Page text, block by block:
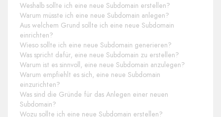
Weshalb sollte ich eine neue Subdomain erstellen?
Warum müsste ich eine neue Subdomain anlegen?
Aus welchem Grund sollte ich eine neue Subdomain
einrichten?
Wieso sollte ich eine neue Subdomain generieren?
Was spricht dafür, eine neue Subdomain zu erstellen?
Warum ist es sinnvoll, eine neue Subdomain anzulegen?
Warum empfiehlt es sich, eine neue Subdomain
einzurichten?
Was sind die Gründe für das Anlegen einer neuen
Subdomain?
Wozu sollte ich eine neue Subdomain erstellen?